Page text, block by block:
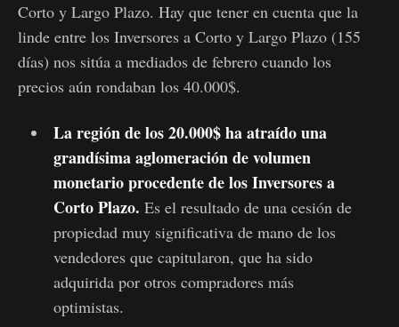
Corto y Largo Plazo. Hay que tener en cuenta que la
linde entre los Inversores a Corto y Largo Plazo (155
días) nos sitúa a mediados de febrero cuando los
precios aún rondaban los 40.000$.
La región de los 20.000$ ha atraído una
grandísima aglomeración de volumen
monetario procedente de los Inversores a
Corto Plazo. Es el resultado de una cesión de
propiedad muy significativa de mano de los
vendedores que capitularon, que ha sido
adquirida por otros compradores más
optimistas.